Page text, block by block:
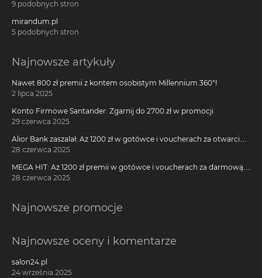
9 podobnych stron
mirandum.pl
5 podobnych stron
Najnowsze artykuły
Nawet 800 zł premii z kontem osobistym Millennium 360°!
2 lipca 2025
Konto Firmowe Santander: Zgarnij do 2700 zł w promocji
29 czerwca 2025
Alior Bank zaszalał: Aż 1200 zł w gotówce i voucherach za otwarcie
darmowego konta!
28 czerwca 2025
MEGA HIT: Aż 1200 zł premii w gotówce i voucherach za darmową
kartę kredytową Citi Simplicity
28 czerwca 2025
Najnowsze promocje
Najnowsze oceny i komentarze
salon24.pl
24 września 2025